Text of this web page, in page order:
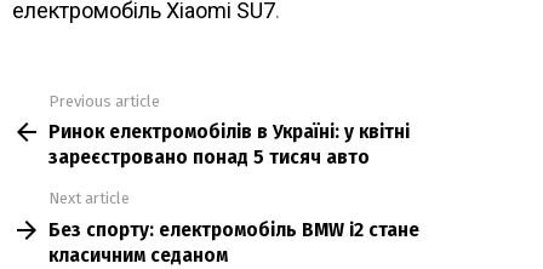
електромобіль Xiaomi SU7.
more
Previous article
Ринок електромобілів в Україні: у квітні
зареєстровано понад 5 тисяч авто
Next article
Без спорту: електромобіль BMW i2 стане
класичним седаном